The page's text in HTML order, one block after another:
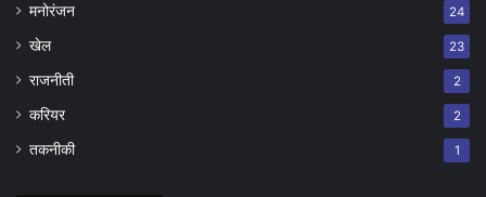
मनोरंजन 24
खेल 23
राजनीती 2
करियर 2
तकनीकी 1